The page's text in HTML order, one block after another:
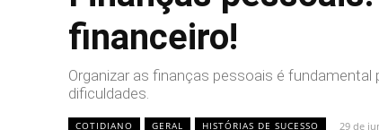
financeiro!
Organizar as finanças pessoais é
dificuldades.
COTIDIANO GERAL HISTÓRIAS DE SUCESSO 29 de